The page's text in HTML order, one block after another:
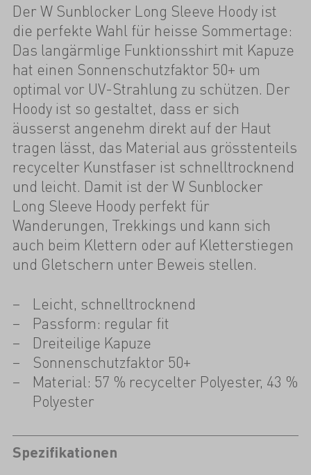
Der W Sunblocker Long Sleeve Hoody ist
die perfekte Wahl für heisse Sommertage:
Das langärmlige Funktionsshirt mit Kapuze
hat einen Sonnenschutzfaktor 50+ um
optimal vor UV-Strahlung zu schützen. Der
Hoody ist so gestaltet, dass er sich
äusserst angenehm direkt auf der Haut
tragen lässt, das Material aus grösstenteils
recycelter Kunstfaser ist schnelltrocknend
und leicht. Damit ist der W Sunblocker
Long Sleeve Hoody perfekt für
Wanderungen, Trekkings und kann sich
auch beim Klettern oder auf Kletterstiegen
und Gletschern unter Beweis stellen.
Leicht, schnelltrocknend
Passform: regular fit
Dreiteilige Kapuze
Sonnenschutzfaktor 50+
Material: 57 % recycelter Polyester, 43 %
Polyester
Spezifikationen